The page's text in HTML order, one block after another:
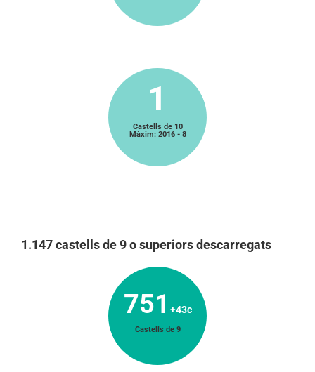
1
Castells de 10
Màxim: 2016 - 8
1.147 castells de 9 o superiors descarregats
751 +43c
Castells de 9